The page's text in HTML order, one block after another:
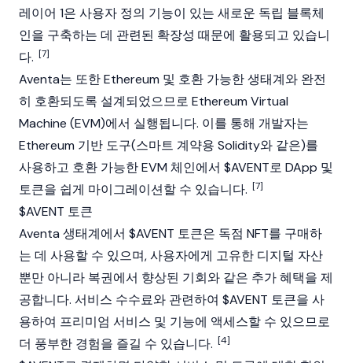
레이어 1은 사용자 정의 기능이 있는 새로운 독립 블록체
인을 구축하는 데 관련된 확장성 때문에 활용되고 있습니
다. [7]
Aventa는 또한 Ethereum 및 호환 가능한 생태계와 완전
히 호환되도록 설계되었으므로 Ethereum Virtual
Machine (EVM)에서 실행됩니다. 이를 통해 개발자는
Ethereum 기반 도구(스마트 계약용 Solidity와 같은)를
사용하고 호환 가능한 EVM 체인에서 $AVENT로 DApp 및
토큰을 쉽게 마이그레이션할 수 있습니다. [7]
$AVENT 토큰
Aventa 생태계에서 $AVENT 토큰은 독점 NFT를 구매하
는 데 사용할 수 있으며, 사용자에게 고유한 디지털 자산
뿐만 아니라 복권에서 향상된 기회와 같은 추가 혜택을 제
공합니다. 서비스 수수료와 관련하여 $AVENT 토큰을 사
용하여 프리미엄 서비스 및 기능에 액세스할 수 있으므로
더 풍부한 경험을 즐길 수 있습니다. [4]